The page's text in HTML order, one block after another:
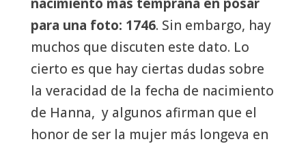
para una foto: 1746. Sin embargo, hay
muchos que discuten este dato. Lo
cierto es que hay ciertas dudas sobre
la veracidad de la fecha de nacimiento
de Hanna, y algunos afirman que el
honor de ser la mujer más longeva en